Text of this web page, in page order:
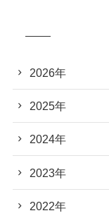
2026年
2025年
2024年
2023年
2022年